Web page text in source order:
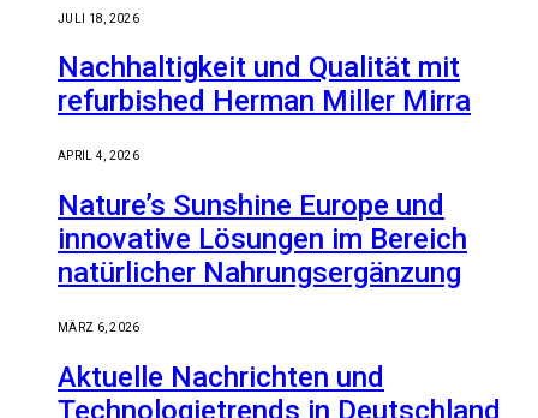
JULI 18, 2026
Nachhaltigkeit und Qualität mit
refurbished Herman Miller Mirra
APRIL 4, 2026
Nature’s Sunshine Europe und
innovative Lösungen im Bereich
natürlicher Nahrungsergänzung
MÄRZ 6, 2026
Aktuelle Nachrichten und
Technologietrends in Deutschland